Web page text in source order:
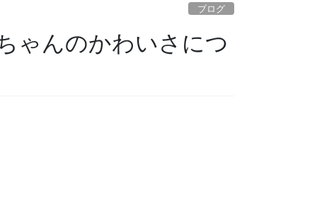
ブログ
ゃんのかわいさにつ